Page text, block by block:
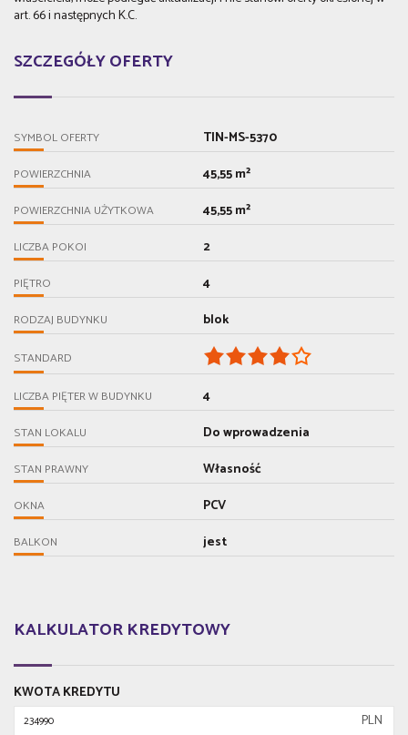
art. 66 i następnych K.C.
SZCZEGÓŁY OFERTY
SYMBOL OFERTY TIN-MS-5370
POWIERZCHNIA 45,55 m²
POWIERZCHNIA UŻYTKOWA 45,55 m²
LICZBA POKOI 2
PIĘTRO 4
RODZAJ BUDYNKU blok
STANDARD
LICZBA PIĘTER W BUDYNKU 4
STAN LOKALU Do wprowadzenia
STAN PRAWNY Własność
OKNA PCV
BALKON jest
KALKULATOR KREDYTOWY
KWOTA KREDYTU
PLN